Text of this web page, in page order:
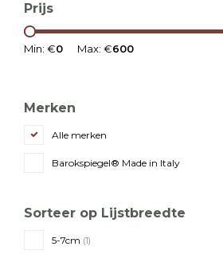
Prijs
Min: €0 Max: €600
Merken
Alle merken
Barokspiegel® Made in Italy
Sorteer op Lijstbreedte
5-7cm (1)